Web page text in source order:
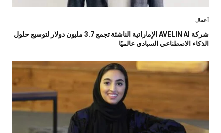
أعمال
شركة AVELIN AI الإماراتية الناشئة تجمع 3.7 مليون دولار لتوسيع حلول
الذكاء الاصطناعي السيادي عالميًا